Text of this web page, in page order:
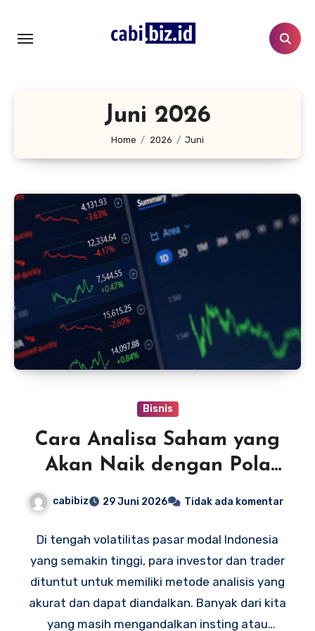
konten
Juni 2026
Home 2026 Juni
Bisnis
Cara Analisa Saham yang
Akan Naik dengan Pola
cabibiz 29 Juni 2026 Tidak ada komentar
Di tengah volatilitas pasar modal Indonesia
yang semakin tinggi, para investor dan trader
dituntut untuk memiliki metode analisis yang
akurat dan dapat diandalkan. Banyak dari kita
yang masih mengandalkan insting atau